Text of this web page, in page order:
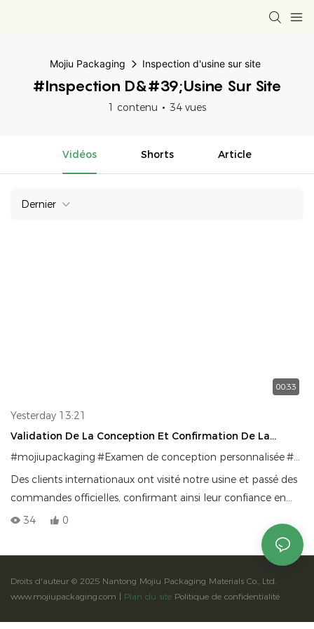
Mojiu Packaging Inspection d'usine sur site
#Inspection D&#39;usine Sur Site
1 contenu 34 vues
Vidéos Shorts Article
Dernier
00:33
Yesterday 13:21
Validation De La Conception Et Confirmation De La
Commande Par Les Partenaires Mondiaux
#mojiupackaging #Examen de conception personnalisée#Fabricant de solutions d'emballage
Des clients internationaux ont visité notre usine et passé des
commandes officielles, confirmant ainsi leur confiance en
notre capacité à fournir des solutions d'emballage de haute
qualité à l'échelle mondiale. Chez Mojiu Packaging, nous
transformons des concepts de design complexes en atouts
34 0
Droits d'auteur © 2025 Nantong Mojiu Packaging Materials Co., Ltd.
www.mojiupackaging.com | Plan du site Politique de confidentialité